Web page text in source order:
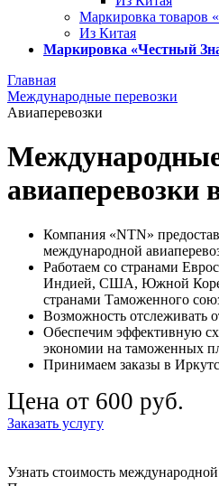
Маркировка товаров
Из Китая
Маркировка «Честный
Главная
Международные перевозки
Авиаперевозки
авиаперевозки
Компания «NTN»
международной
Работаем со странами
Индией, США, Южной
странами Таможенного
Возможность отслеживать
Обеспечим эффективную
экономии на таможенных
Принимаем заказы в
Цена от 600 руб.
Заказать услугу
Узнать стоимость международной